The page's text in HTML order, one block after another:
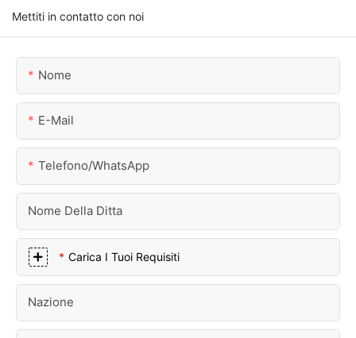
Mettiti in contatto con noi
Nome
E-Mail
Telefono/WhatsApp
Nome Della Ditta
Carica I Tuoi Requisiti
Nazione